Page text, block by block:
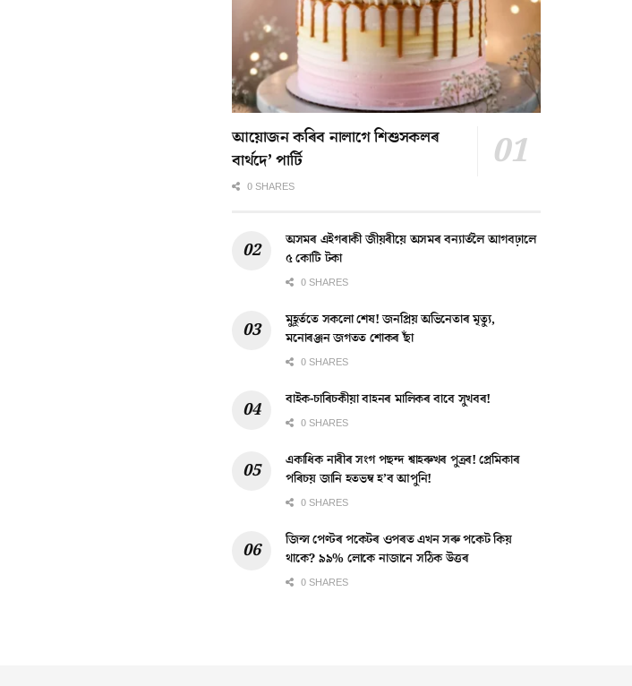
আয়োজন কৰিব নালাগে শিশুসকলৰ
বাৰ্থদে’ পাৰ্টি
0 SHARES
অসমৰ এইগৰাকী জীয়ৰীয়ে অসমৰ বন্যাৰ্তলৈ আগবঢ়ালে
৫ কোটি টকা
0 SHARES
মুহূৰ্ততে সকলো শেষ! জনপ্ৰিয় অভিনেতাৰ মৃত্যু,
মনোৰঞ্জন জগতত শোকৰ ছাঁ
0 SHARES
বাইক-চাৰিচকীয়া বাহনৰ মালিকৰ বাবে সুখবৰ!
0 SHARES
একাধিক নাৰীৰ সংগ পছন্দ শ্বাহৰুখৰ পুত্ৰৰ! প্ৰেমিকাৰ
পৰিচয় জানি হতভম্ব হ’ব আপুনি!
0 SHARES
জিন্স পেণ্টৰ পকেটৰ ওপৰত এখন সৰু পকেট কিয়
থাকে? ৯৯% লোকে নাজানে সঠিক উত্তৰ
0 SHARES